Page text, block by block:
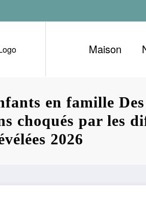
Maison
en famille
choqués par les
2026